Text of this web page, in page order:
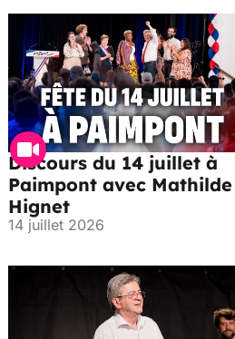
Discours du 14 juillet à
Paimpont avec Mathilde
Hignet
14 juillet 2026